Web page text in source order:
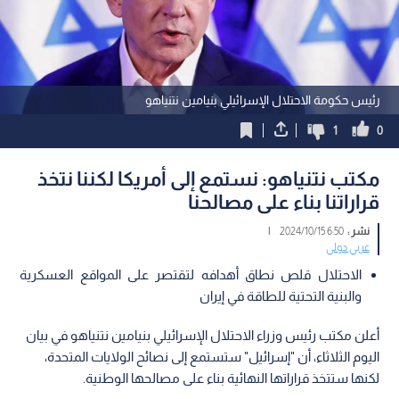
رئيس حكومة الاحتلال الإسرائيلي بنيامين نتنياهو
0
1
مكتب نتنياهو: نستمع إلى أمريكا لكننا نتخذ
قراراتنا بناء على مصالحنا
نشر :6:50 2024/10/15
|
عربي دولي
الاحتلال قلص نطاق أهدافه لتقتصر على المواقع العسكرية
والبنية التحتية للطاقة في إيران
أعلن مكتب رئيس وزراء الاحتلال الإسرائيلي بنيامين نتنياهو في بيان
اليوم الثلاثاء، أن "إسرائيل" ستستمع إلى نصائح الولايات المتحدة،
لكنها ستتخذ قراراتها النهائية بناء على مصالحها الوطنية.